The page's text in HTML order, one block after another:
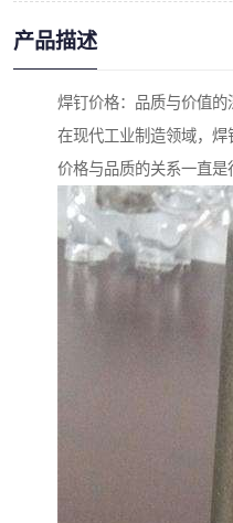
产品描述
焊钉价格：品质与价值的
在现代工业制造领域，
价格与品质的关系一直是